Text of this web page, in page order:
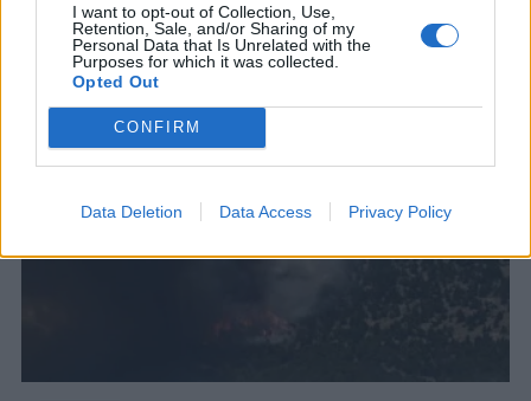
I want to opt-out of Collection, Use,
Retention, Sale, and/or Sharing of my
Personal Data that Is Unrelated with the
Purposes for which it was collected.
Opted Out
CONFIRM
Data Deletion Data Access Privacy Policy